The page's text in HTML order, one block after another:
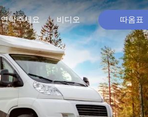
연락주세요 비디오 따옴표